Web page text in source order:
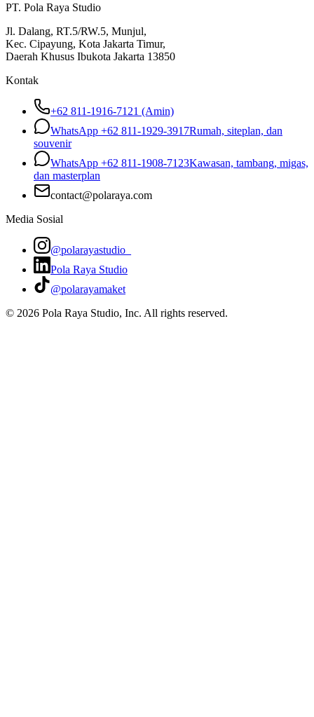
PT. Pola Raya Studio
Jl. Dalang, RT.5/RW.5, Munjul,
Kec. Cipayung, Kota Jakarta Timur,
Daerah Khusus Ibukota Jakarta 13850
Kontak
+62 811-1916-7121 (Amin)
WhatsApp +62 811-1929-3917Rumah, siteplan, dan
souvenir
WhatsApp +62 811-1908-7123Kawasan, tambang, migas,
dan masterplan
contact@polaraya.com
Media Sosial
@polarayastudio_
Pola Raya Studio
@polarayamaket
© 2026 Pola Raya Studio, Inc. All rights reserved.